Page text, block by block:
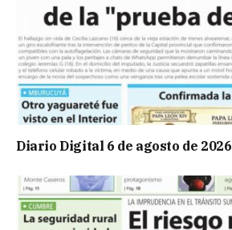
Diario Digital 6 de agosto de 2026